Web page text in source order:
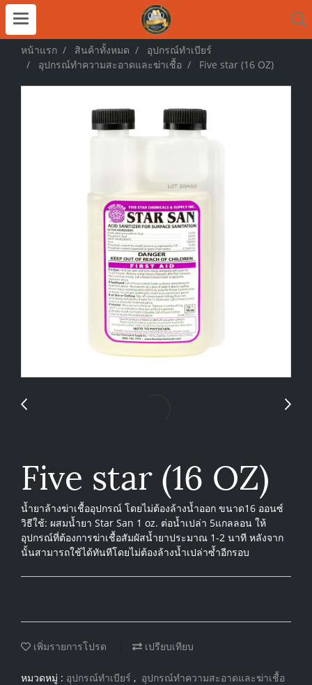
หน้าแรก สินค้าทั้งหมด
อุปกรณ์ทำเบียร์
อุปกรณ์ทำความสะอาดและฆ่าเชื้อ
Five star (16 OZ)
Five star (16 OZ)
น้ำยาล้างฆ่าเชื้ออุปกรณ์ โดยไม่ต้องล้างน้ำออก ขนาด16 ออนซ์
วิธีใช้: ผสมน้ำยา Star San 1 oz. ต่อน้ำเปล่า 5แกลลอน ให้
อุปกรณ์ที่ต้องการฆ่าเชื้อสัมผัสน้ำยาประมาณ 1-2 นาที หลังจาก
นั้นสามารถใช้ได้ทันทีโดยไม่ต้องล้างน้ำเปล่าซ้ำอีกรอบ
เพิ่มรายการโปรด เปรียบเทียบ
หมวดหมู่ : อุปกรณ์ทำเบียร์ , อุปกรณ์ทำความสะอาดและฆ่าเชื้อ